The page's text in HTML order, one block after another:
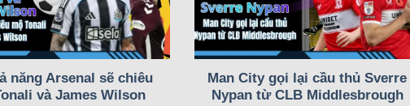
2
4
1
năng Arsenal sẽ chiêu
và James Wilson
Man City gọi lại cầu thủ Sverre
Nypan từ CLB Middlesbrough